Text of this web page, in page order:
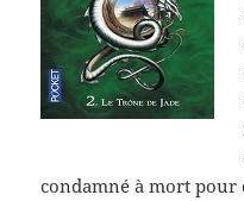
condamné à mort pour